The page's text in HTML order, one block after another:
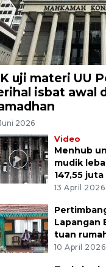
uji materi UU
isbat awal
2026
Video
Menhub
mudik
147,55
13 April 2026
Lapangan
tuan
10 April 2026